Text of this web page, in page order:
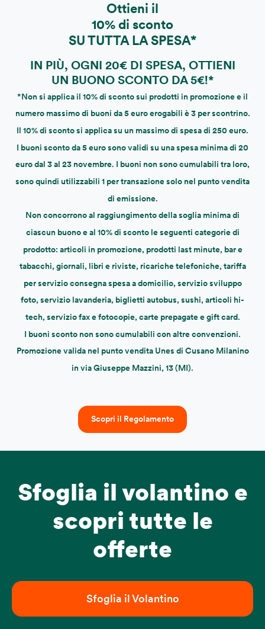
Ottieni il
10% di sconto
SU TUTTA LA SPESA*
IN PIÙ, OGNI 20€ DI SPESA, OTTIENI
UN BUONO SCONTO DA 5€!*
*Non si applica il 10% di sconto sui prodotti in promozione e il
numero massimo di buoni da 5 euro erogabili è 3 per scontrino.
Il 10% di sconto si applica su un massimo di spesa di 250 euro.
I buoni sconto da 5 euro sono validi su una spesa minima di 20
euro dal 3 al 23 novembre. I buoni non sono cumulabili tra loro,
sono quindi utilizzabili 1 per transazione solo nel punto vendita
di emissione.
Non concorrono al raggiungimento della soglia minima di
ciascun buono e al 10% di sconto le seguenti categorie di
prodotto: articoli in promozione, prodotti last minute, bar e
tabacchi, giornali, libri e riviste, ricariche telefoniche, tariffa
per servizio consegna spesa a domicilio, servizio sviluppo
foto, servizio lavanderia, biglietti autobus, sushi, articoli hi-
tech, servizio fax e fotocopie, carte prepagate e gift card.
I buoni sconto non sono cumulabili con altre convenzioni.
Promozione valida nel punto vendita Unes di Cusano Milanino
in via Giuseppe Mazzini, 13 (MI).
Scopri il Regolamento
Sfoglia il volantino e
scopri tutte le
offerte
Sfoglia il Volantino